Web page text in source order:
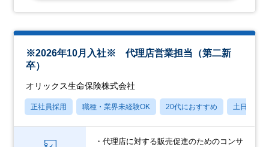
※2026年10月入社※ 代理店営業担当（第二新
卒）
オリックス生命保険株式会社
正社員採用 職種・業界未経験OK 20代におすすめ 土日祝休み
・代理店に対する販売促進のためのコンサ